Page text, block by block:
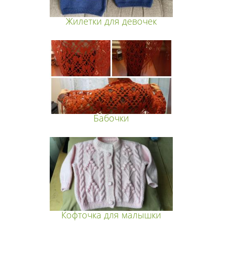
Жилетки для девочек
Бабочки
Кофточка для малышки